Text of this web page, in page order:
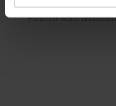
Forten.nl wordt